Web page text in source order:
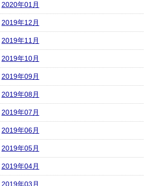
2020年01月
2019年12月
2019年11月
2019年10月
2019年09月
2019年08月
2019年07月
2019年06月
2019年05月
2019年04月
2019年03月